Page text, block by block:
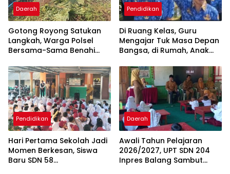
Daerah
Gotong Royong Satukan
Langkah, Warga Polsel
Bersama-Sama Benahi
Sambut HUT RI ke-81
Pendidikan
Di Ruang Kelas, Guru
Mengajar Tuk Masa Depan
Bangsa, di Rumah, Anak
Belum Dibayar
Pendidikan
Hari Pertama Sekolah Jadi
Momen Berkesan, Siswa
Baru SDN 58
Daerah
Awali Tahun Pelajaran
2026/2027, UPT SDN 204
Inpres Balang Sambut